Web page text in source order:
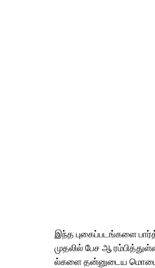
இந்த புகைப்படங்களை
முதலில் பேச ஆ
ல்களை தன்னுடைய